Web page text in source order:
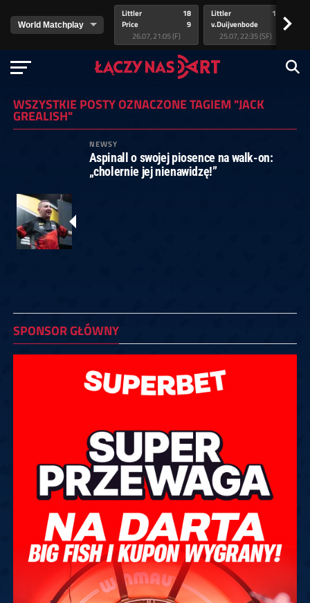
Littler
Price
18
9
26.07, 21:05 (F)
Littler
v.Duijvenbode
17
25.07, 22:35 (SF)
>
WSZYSTKIE POSTY OZNACZONE TAGIEM "JACK
GREALISH"
NEWSY
Aspinall o swojej piosence na walk-on:
„cholernie jej nienawidzę!”
SPONSOR GŁÓWNY